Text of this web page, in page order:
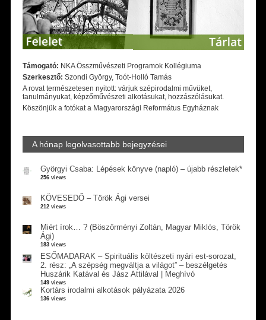
Támogató: NKA Összművészeti Programok Kollégiuma
Szerkesztő: Szondi György, Toót-Holló Tamás
A rovat természetesen nyitott: várjuk szépirodalmi művüket,
tanulmányukat, képzőművészeti alkotásukat, hozzászólásukat.
Köszönjük a fotókat a Magyarországi Református Egyháznak
A hónap legolvasottabb bejegyzései
Györgyi Csaba: Lépések könyve (napló) – újabb részletek*
256 views
KÖVESEDŐ – Török Ági versei
212 views
Miért írok… ? (Böszörményi Zoltán, Magyar Miklós, Török
Ági)
183 views
ESŐMADARAK – Spirituális költészeti nyári est-sorozat,
2. rész: „A szépség megváltja a világot” – beszélgetés
Huszárik Katával és Jász Attilával | Meghívó
149 views
Kortárs irodalmi alkotások pályázata 2026
136 views